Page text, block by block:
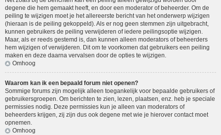
degene die hem gemaakt heeft, en door een moderator of beheerder. Om de
peiling te wijzigen moet je het allereerste bericht van het onderwerp wijzigen
(hieraan is de peiling gekoppeld). Als er nog geen stemmen zijn uitgebracht,
kunnen gebruikers de peiling verwijderen of iedere peilingsoptie wijzigen.
Maar, als er reeds gestemd is, dan kunnen alleen moderators of beheerders
hem wijzigen of verwijderen. Dit om te voorkomen dat gebruikers een peiling
maken en deze daarna vervalsen door de opties te wijzigen.
Omhoog
Waarom kan ik een bepaald forum niet openen?
Sommige forums zijn mogelijk alleen toegankelijk voor bepaalde gebruikers of
gebruikersgroepen. Om berichten te zien, lezen, plaatsen, enz. heb je speciale
permissies nodig. Deze permissies kun je alleen van moderators of
beheerders krijgen, zij zijn dus ook degene met wie je hierover contact moet
opnemen.
Omhoog